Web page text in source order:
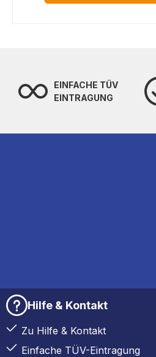
EINFACHE TÜV
EINTRAGUNG
Hilfe & Kontakt
Zu Hilfe & Kontakt
Einfache TÜV-Eintragung